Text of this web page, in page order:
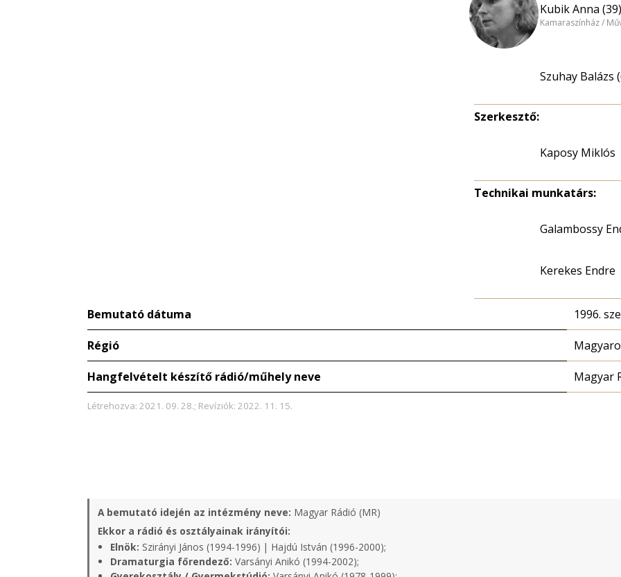
Kubik Anna (39)
Kamaraszínház /
Szuhay Balázs
Szerkesztő:
Kaposy Miklós
Technikai munkatárs:
Galambossy
Kerekes Endre
Bemutató dátuma 1996.
Régió
Hangfelvételt készítő rádió/műhely neve Magyar
Létrehozva: 2021. 09. 28.; Revíziók: 2022. 11. 15.
A bemutató idején az intézmény neve: Magyar Rádió (MR)
Ekkor a rádió és osztályainak irányítói:
Elnök: Szirányi János (1994-1996) | Hajdú István (1996-2000);
Dramaturgia főrendező: Varsányi Anikó (1994-2002);